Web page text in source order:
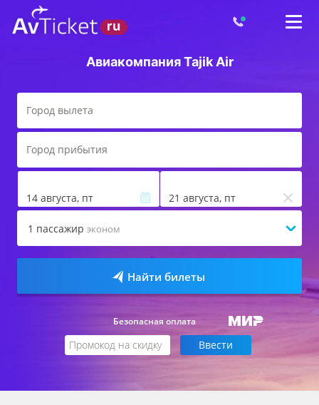
Авиакомпания Tajik Air
14 августа, пт 21 августа, пт
1 пассажир эконом
Найти билеты
Безопасная оплата